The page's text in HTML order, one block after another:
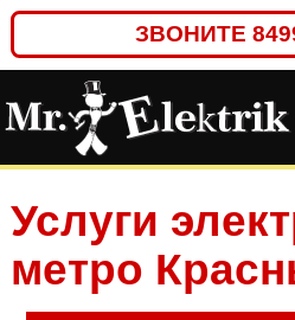
ЗВОНИТЕ
Услуги
метро